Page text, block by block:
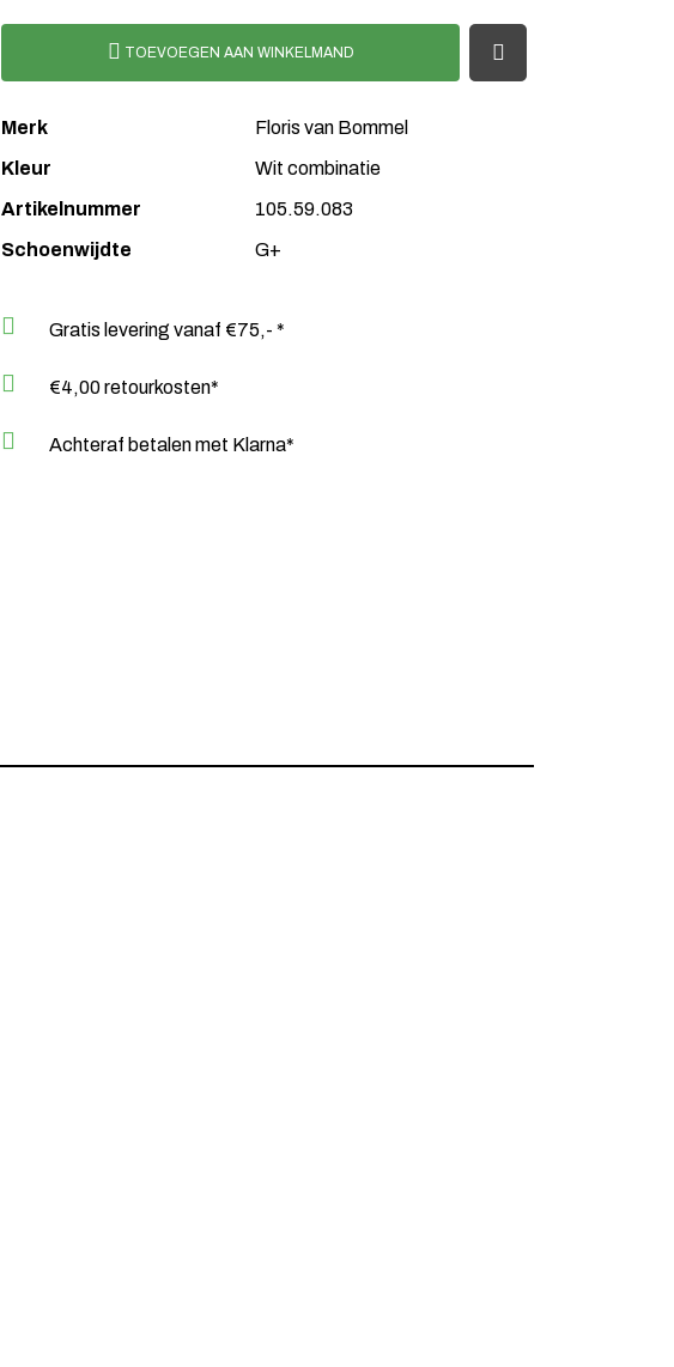
TOEVOEGEN AAN WINKELMAND
Merk
Floris van Bommel
Kleur
Wit combinatie
Artikelnummer
105.59.083
Schoenwijdte
G+
Gratis levering vanaf €75,- *
€4,00 retourkosten*
Achteraf betalen met Klarna*